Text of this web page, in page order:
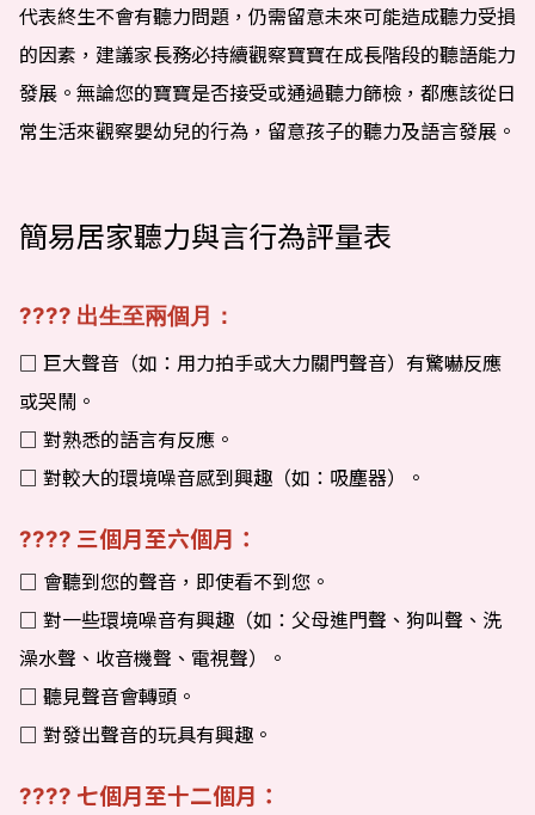
代表終生不會有聽力問題，仍需留意未來可能造成聽力受損
的因素，建議家長務必持續觀察寶寶在成長階段的聽語能力
發展。無論您的寶寶是否接受或通過聽力篩檢，都應該從日
常生活來觀察嬰幼兒的行為，留意孩子的聽力及語言發展。
簡易居家聽力與言行為評量表
???? 出生至兩個月：
□ 巨大聲音（如：用力拍手或大力關門聲音）有驚嚇反應
或哭鬧。
□ 對熟悉的語言有反應。
□ 對較大的環境噪音感到興趣（如：吸塵器）。
???? 三個月至六個月：
□ 會聽到您的聲音，即使看不到您。
□ 對一些環境噪音有興趣（如：父母進門聲、狗叫聲、洗
澡水聲、收音機聲、電視聲）。
□ 聽見聲音會轉頭。
□ 對發出聲音的玩具有興趣。
???? 七個月至十二個月：